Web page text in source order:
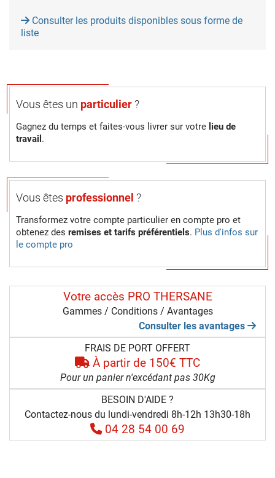
Consulter les produits disponibles sous forme de
liste
Vous êtes un particulier?
Gagnez du temps et faites-vous livrer sur votre lieu de
travail .
Vous êtes professionnel ?
Transformez votre compte particulier en compte pro et
obtenez des remises et tarifs préférentiels. Plus d'infos sur
le compte pro
Votre accès PRO THERSANE
Gammes / Conditions / Avantages
Consulter les avantages
FRAIS DE PORT OFFERT
À partir de 150€ TTC
Pour un panier n'excédant pas 30Kg
BESOIN D'AIDE ?
Contactez-nous du lundi-vendredi 8h-12h 13h30-18h
04 28 54 00 69